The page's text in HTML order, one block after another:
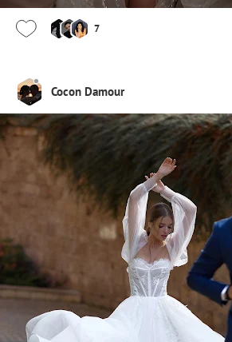
7
Cocon Damour